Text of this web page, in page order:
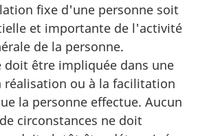
fixe d'une personne soit
et importante de l'activité
de la personne.
être impliquée dans une
réalisation ou à la facilitation
la personne effectue. Aucun
circonstances ne doit